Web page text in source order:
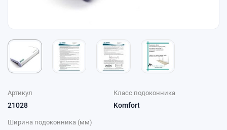
Артикул
21028
Класс подоконника
Komfort
Ширина подоконника (мм)